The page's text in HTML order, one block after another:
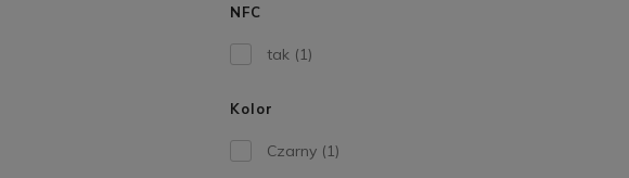
NFC
tak (1)
Kolor
Czarny (1)